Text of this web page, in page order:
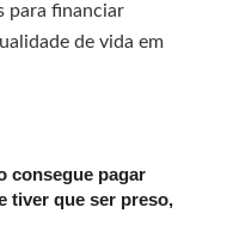
para financiar
de vida em
consegue pagar
tiver que ser preso,